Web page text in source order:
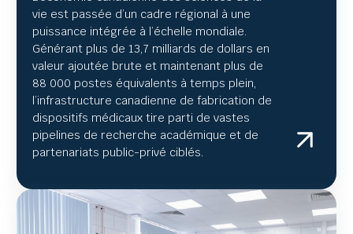
vie est passée d’un cadre régional à une
puissance intégrée à l’échelle mondiale.
Générant plus de 13,7 milliards de dollars en
valeur ajoutée brute et maintenant plus de
88 000 postes équivalents à temps plein,
l’infrastructure canadienne de fabrication de
dispositifs médicaux tire parti de vastes
pipelines de recherche académique et de
partenariats public-privé ciblés.